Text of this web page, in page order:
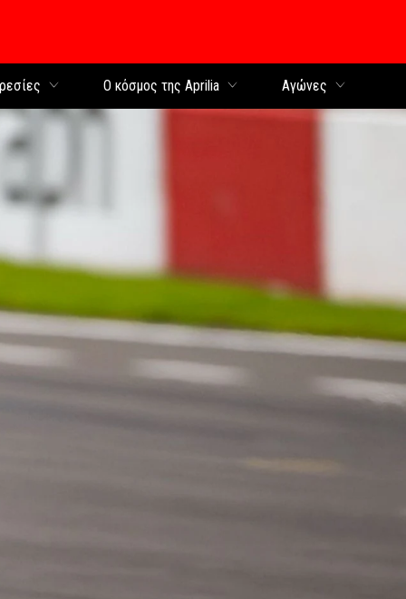
Ο κόσμος της Aprilia Αγώνες